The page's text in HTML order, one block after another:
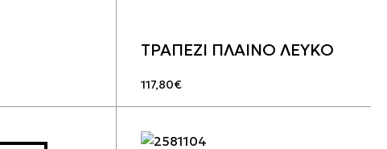
ΤΡΑΠΕΖΙ ΠΛΑΙΝΟ ΛΕΥΚΟ
117,80€